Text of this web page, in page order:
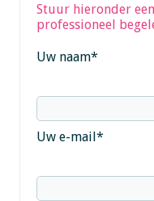
Stuur hieronder
professioneel
Uw naam*
Uw e-mail*